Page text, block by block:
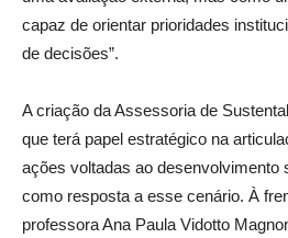
capaz de orientar prioridades
de decisões”.
A criação da Assessoria de
que terá papel estratégico na
ações voltadas ao desenvolvimento
como resposta a esse cenário. À
professora Ana Paula Vidotto